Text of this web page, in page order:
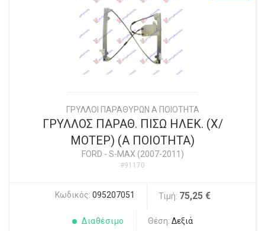
ΓΡΥΛΛΟΙ ΠΑΡΑΘΥΡΩΝ Α ΠΟΙΟΤΗΤΑ
ΓΡΥΛΛΟΣ ΠΑΡΑΘ. ΠΙΣΩ ΗΛΕΚ. (Χ/
ΜΟΤΕΡ) (Α ΠΟΙΟΤΗΤΑ)
FORD - S-MAX (2007-2011)
#91170
Κωδικός: 095207051 Τιμή: 75,25 €
Διαθέσιμο Θέση: Δεξιά